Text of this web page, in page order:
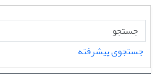
جستجوی پیشرفته